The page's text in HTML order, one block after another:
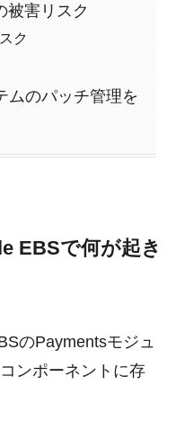
被害リスク
ク
ムのパッチ管理を
EBSで何が起き
のPaymentsモジュ
ンポーネントに存